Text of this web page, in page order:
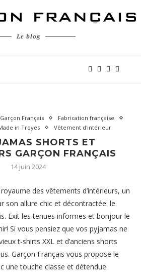
Le blog
Français
Fabrication française
in Troyes Vêtement d'intérieur
SHORTS ET
GARÇON FRANÇAIS
14 juin 2024
des vêtements d’intérieurs, un
son allure chic et décontractée: le
Exit les tenues informes et bonjour le
Si vous pensiez que vos pyjamas ne
t-shirts XXL et d’anciens shorts
Garçon Français vous propose le
une touche classe et détendue.